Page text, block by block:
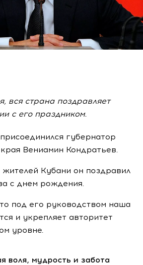
вся страна поздравляет
с его праздником.
губернатор
Вениамин Кондратьев.
Кубани он поздравил
с днем рождения.
под его руководством наша
и укрепляет авторитет
уровне.
воля, мудрость и забота